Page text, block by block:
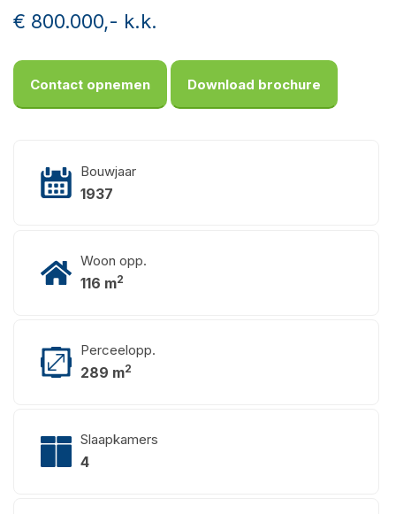
€ 800.000,- k.k.
Contact opnemen Download brochure
Bouwjaar
1937
Woon opp.
116 m2
Perceelopp.
289 m2
Slaapkamers
4